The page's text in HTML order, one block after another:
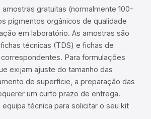
gratuitas (normalmente 100–
pigmentos orgânicos de qualidade
em laboratório. As amostras são
técnicas (TDS) e fichas de
Para formulações
exijam ajuste do tamanho das
de superfície, a preparação das
um curto prazo de entrega.
técnica para solicitar o seu kit